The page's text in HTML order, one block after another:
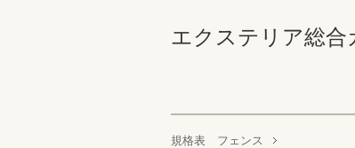
エクステリア総合
規格表 フェンス